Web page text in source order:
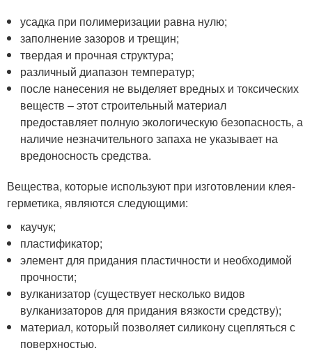
усадка при полимеризации равна нулю;
заполнение зазоров и трещин;
твердая и прочная структура;
различный диапазон температур;
после нанесения не выделяет вредных и токсических
веществ – этот строительный материал
предоставляет полную экологическую безопасность, а
наличие незначительного запаха не указывает на
вредоносность средства.
Вещества, которые используют при изготовлении клея-
герметика, являются следующими:
каучук;
пластификатор;
элемент для придания пластичности и необходимой
прочности;
вулканизатор (существует несколько видов
вулканизаторов для придания вязкости средству);
материал, который позволяет силикону сцепляться с
поверхностью.